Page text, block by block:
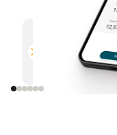
與所有支援